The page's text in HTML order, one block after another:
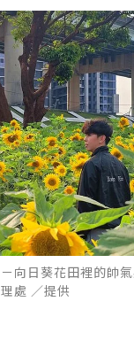
向日葵花田裡的帥
處 ／提供